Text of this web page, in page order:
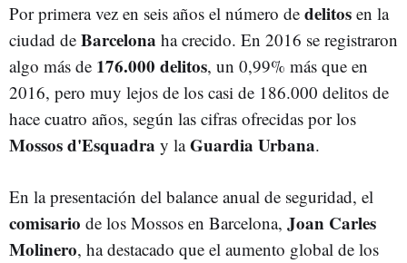
Por primera vez en seis años el número de delitos en la
ciudad de Barcelona ha crecido. En 2016 se registraron
algo más de 176.000 delitos, un 0,99% más que en
2016, pero muy lejos de los casi de 186.000 delitos de
hace cuatro años, según las cifras ofrecidas por los
Mossos d'Esquadra y laGuardia Urbana.
En la presentación del balance anual de seguridad, el
comisario de los Mossos en Barcelona, Joan Carles
Molinero, ha destacado que el aumento global de los